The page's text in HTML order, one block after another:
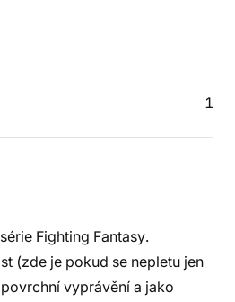
1
Fighting Fantasy.
(zde je pokud se nepletu jen
vyprávění a jako